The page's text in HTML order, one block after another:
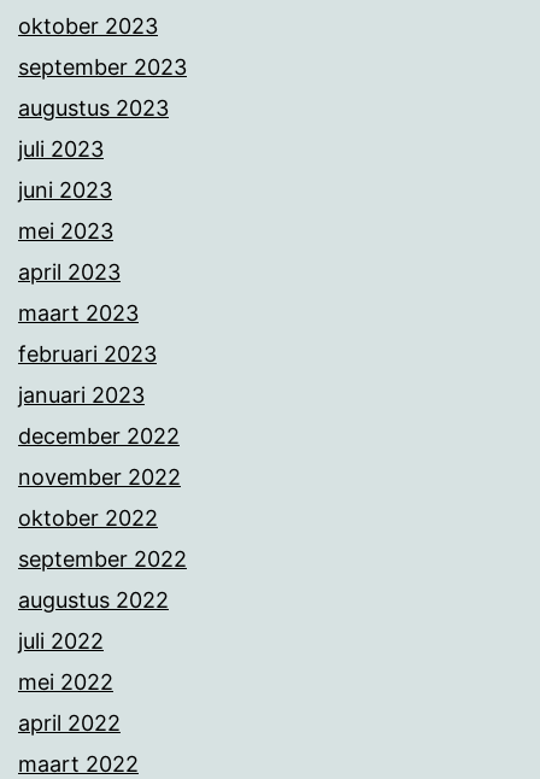
oktober 2023
september 2023
augustus 2023
juli 2023
juni 2023
mei 2023
april 2023
maart 2023
februari 2023
januari 2023
december 2022
november 2022
oktober 2022
september 2022
augustus 2022
juli 2022
mei 2022
april 2022
maart 2022